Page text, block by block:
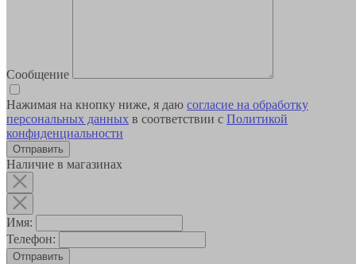
Сообщение
Нажимая на кнопку ниже, я даю согласие на обработку
персональных данных в соответствии с Политикой
конфиденциальности
Наличие в магазинах
Имя:
Телефон:
Отправить